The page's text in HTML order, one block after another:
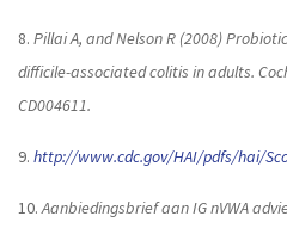
8. Pillai A, and Nelson R (2008)
difficile-associated colitis in adults.
CD004611.
9. http://www.cdc.gov/HAI/pdfs/hai/
10.Aanbiedingsbrief aan IG nVWA